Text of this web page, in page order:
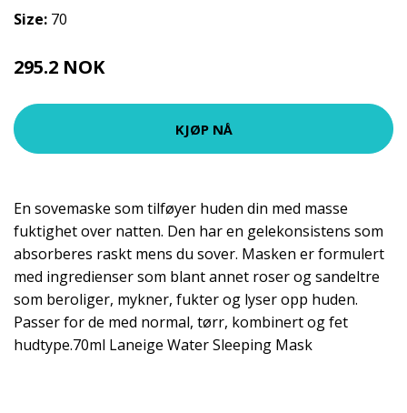
Size: 70
295.2 NOK
KJØP NÅ
En sovemaske som tilføyer huden din med masse
fuktighet over natten. Den har en gelekonsistens som
absorberes raskt mens du sover. Masken er formulert
med ingredienser som blant annet roser og sandeltre
som beroliger, mykner, fukter og lyser opp huden.
Passer for de med normal, tørr, kombinert og fet
hudtype.70ml Laneige Water Sleeping Mask